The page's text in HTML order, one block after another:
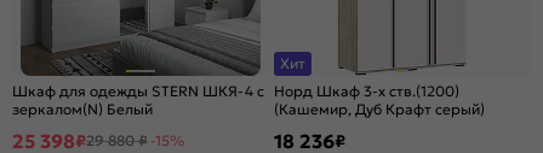
Шкаф для одежды STERN ШКЯ-4 c
зеркалом(N) Белый
25 398₽29 880 ₽ -15%
Хит
Норд Шкаф 3-х ств.(1200)
(Кашемир, Дуб Крафт серый)
18 236₽